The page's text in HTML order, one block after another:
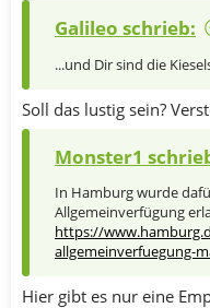
Galileo schrieb:
...und Dir sind die
Soll das lustig sein?
Monster1
In Hamburg wurde
Allgemeinverfügung
https://
allgemeinverfuegung-
Hier gibt es nur eine